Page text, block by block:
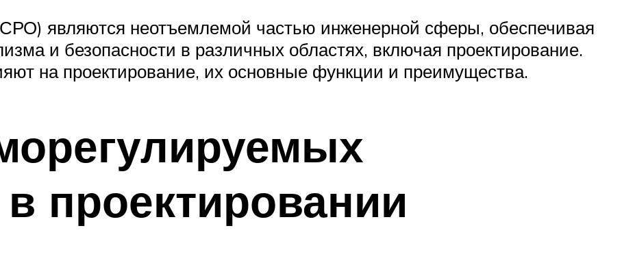
являются неотъемлемой частью инженерной сферы, обеспечивая
и безопасности в различных областях, включая проектирование.
на проектирование, их основные функции и преимущества.
проектировании